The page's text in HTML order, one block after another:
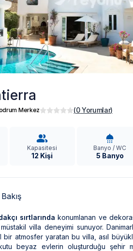
Merkez (0 Yorumlar)
Kapasitesi
12 Kişi
Banyo / WC
5 Banyo
sırtlarında konumlanan ve
villa deneyimi sunuyor.
bir atmosfer yaratan bu villa, asıl
beyaz evlerin oluşturduğu şehir